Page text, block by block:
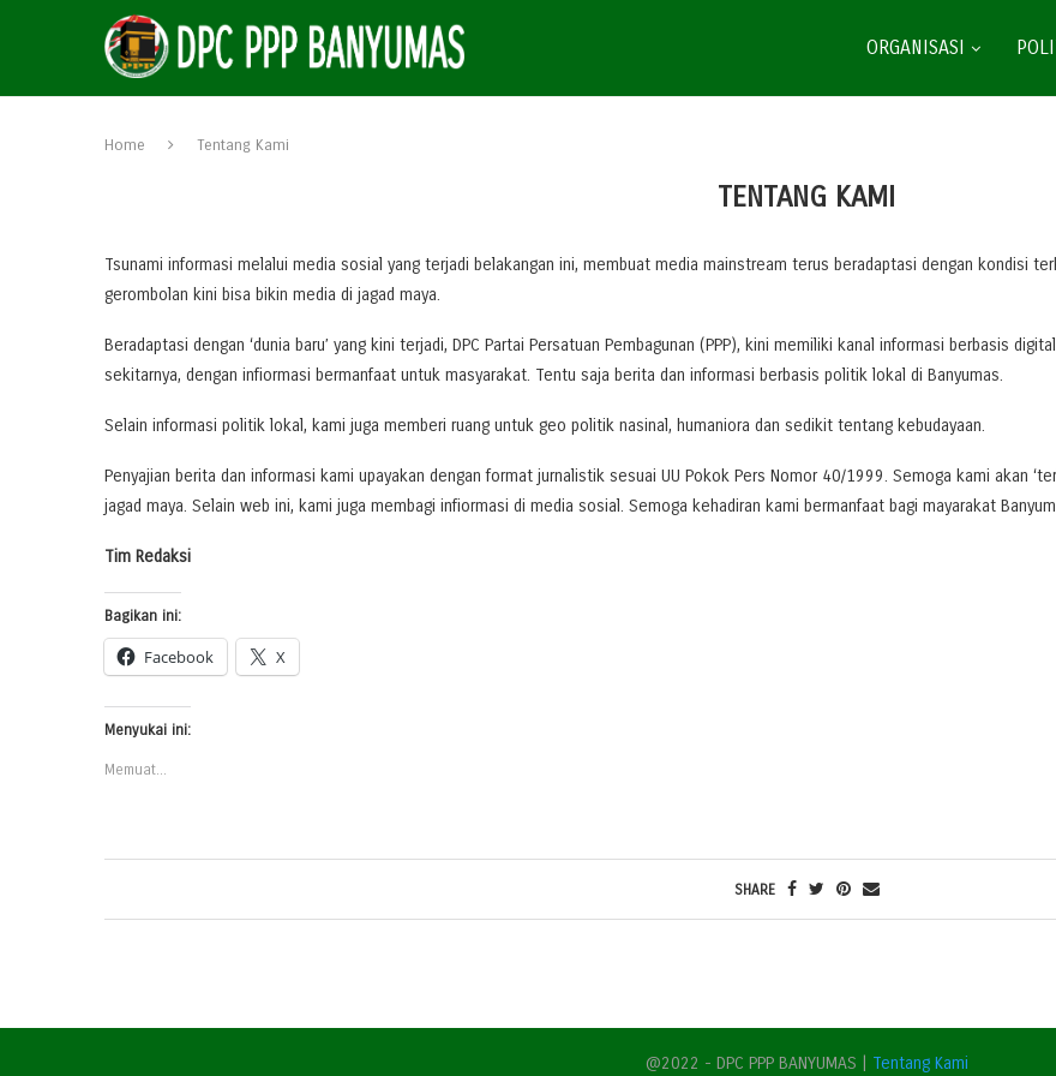
ORGANISASI
Home Tentang Kami
TENTANG KAMI
Tsunami informasi melalui media sosial yang terjadi belakangan ini, membuat media mainstream terus beradaptasi dengan kondisi
gerombolan kini bisa bikin media di jagad maya.
Beradaptasi dengan ‘dunia baru’ yang kini terjadi, DPC Partai Persatuan Pembagunan (PPP), kini memiliki kanal informasi berbasis
sekitarnya, dengan infiormasi bermanfaat untuk masyarakat. Tentu saja berita dan informasi berbasis politik lokal di Banyumas.
Selain informasi politik lokal, kami juga memberi ruang untuk geo politik nasinal, humaniora dan sedikit tentang kebudayaan.
Penyajian berita dan informasi kami upayakan dengan format jurnalistik sesuai UU Pokok Pers Nomor 40/1999. Semoga kami akan
jagad maya. Selain web ini, kami juga membagi infiormasi di media sosial. Semoga kehadiran kami bermanfaat bagi mayarakat
Tim Redaksi
Bagikan ini:
Facebook X
Menyukai ini:
Memuat...
SHARE
@2022 - DPC PPP BANYUMAS | Tentang Kami